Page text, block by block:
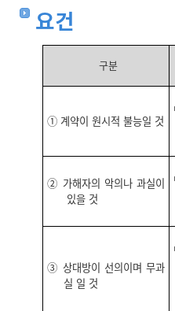
요건
구분
① 계약이 원시적 불능일 것
② 가해자의 악의나 과실이
있을 것
③ 상대방이 선의이며 무과
실 일 것